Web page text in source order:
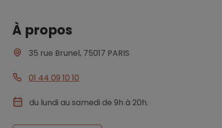
À propos
35 rue Brunel, 75017 PARIS
01 44 09 10 10
du lundi au samedi de 9h à 20h.